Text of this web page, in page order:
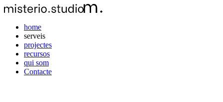
home
serveis
projectes
recursos
qui som
Contacte